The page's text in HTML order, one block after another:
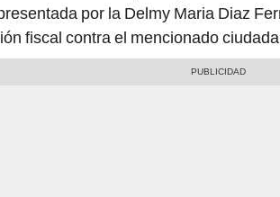
por la Delmy Maria Diaz
fiscal contra el mencionado